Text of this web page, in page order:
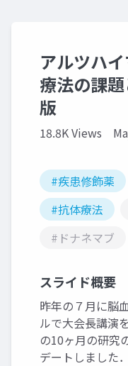
アルツハ
療法の課
版
18.8K Views
#疾患修飾薬
#抗体療法
#ドナネマブ
スライド概要
昨年の７月に脳
ルで大会長講演
の10ヶ月の研究
デートしました．